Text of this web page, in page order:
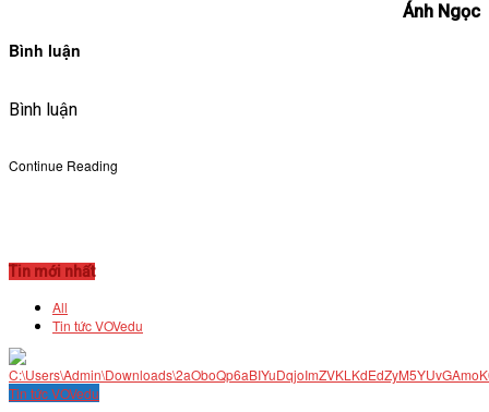
Ánh Ngọc
Bình luận
Bình luận
Continue Reading
Tin mới nhất
All
Tin tức VOVedu
Tin tức VOVedu